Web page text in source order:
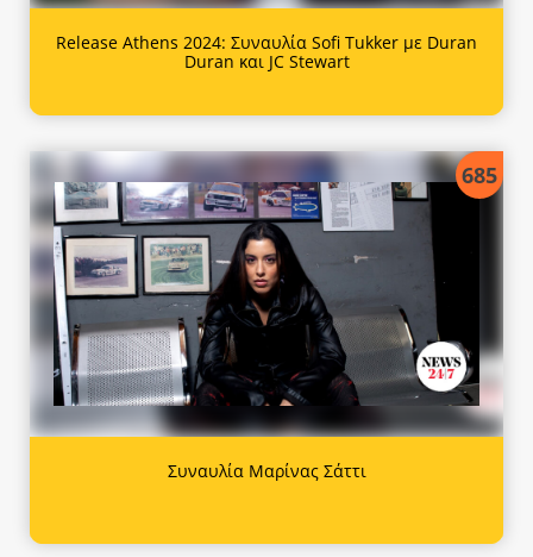
Release Athens 2024: Συναυλία Sofi Tukker με Duran
Duran και JC Stewart
685
Συναυλία Μαρίνας Σάττι